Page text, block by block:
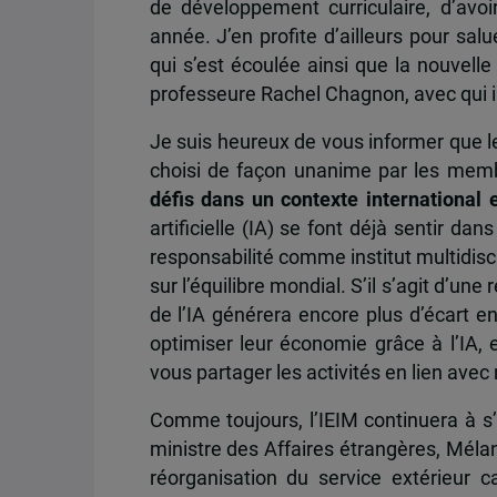
de développement curriculaire,
année. J’en profite d’ailleurs pour
qui s’est écoulée ainsi que la
professeure Rachel Chagnon, avec
Je suis heureux de vous informer que
choisi de façon unanime par les
défis dans un contexte international
artificielle (IA) se font déjà sentir
responsabilité comme institut
sur l’équilibre mondial. S’il s’agit
de l’IA générera encore plus d’écart
optimiser leur économie grâce à
vous partager les activités en lien avec
Comme toujours, l’IEIM continuera à
ministre des Affaires étrangères,
réorganisation du service extérieur